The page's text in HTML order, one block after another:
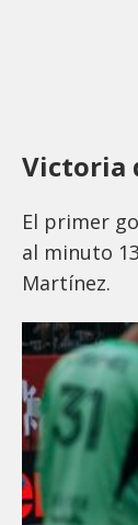
Victoria
El primer
al minuto
Martínez.